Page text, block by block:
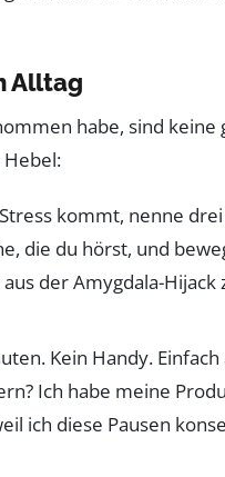
Alltag
habe, sind keine
Hebel:
kommt, nenne
die du hörst, und
der Amygdala-Hijack
Kein Handy.
Ich habe meine
ich diese Pausen